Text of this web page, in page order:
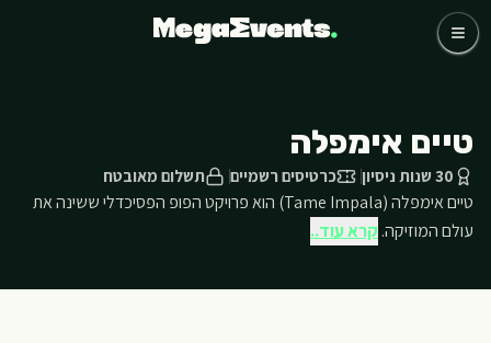
דלג לתוכן הראשי
כדורגל
שאלות נפוצות
אודותינו
03-768-4800 דברו איתנו
טיים אימפלה
30 שנות ניסיון כרטיסים רשמיים תשלום מאובטח
טיים אימפלה (Tame Impala) הוא פרויקט הפופ הפסיכדלי ששינה את
עולם המוזיקה. קרא עוד..